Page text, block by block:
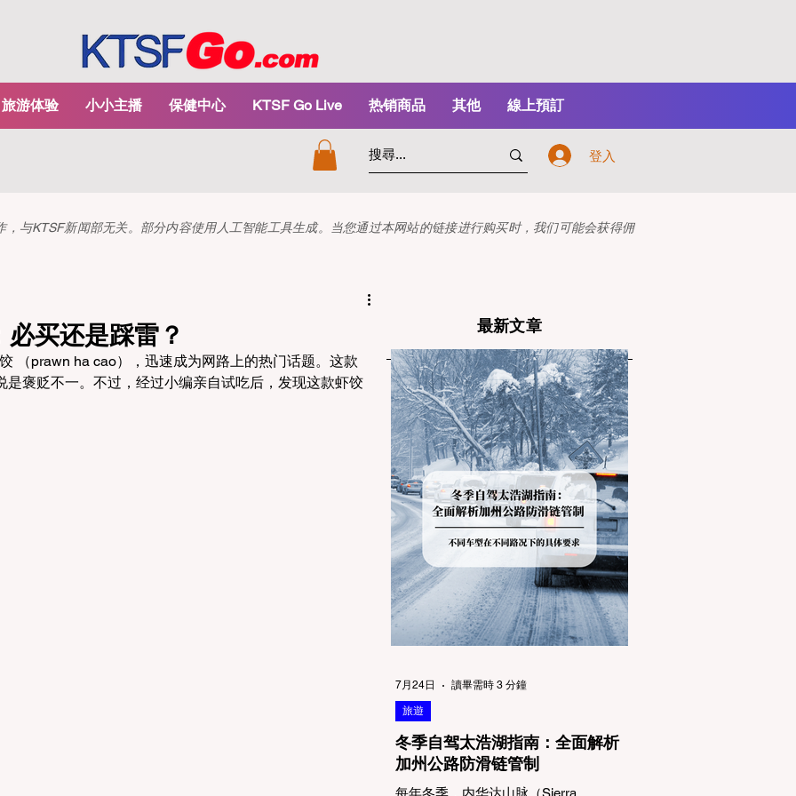
旅游体验 小小主播 保健中心 KTSF Go Live 热销商品 其他 線上預訂
登入
与KTSF新闻部无关。部分内容使用人工智能工具生成。当您通过本网站的链接进行购买时，我们可能会获得佣
买还是踩雷？
（prawn ha cao），迅速成为网路上的热门话题。这款
是褒贬不一。不过，经过小编亲自试吃后，发现这款虾饺
最新文章
冬季自驾太浩湖指南：全面解析
加州公路防滑链管制
每年冬季，内华达山脉（Sierra
旅遊
7月24日 讀畢需時 3 分鐘